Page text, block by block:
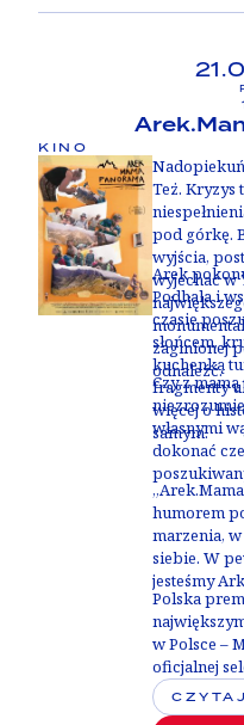
KINO
Też. Kryzys
pod górkę.
wyjścia,
wyjechać w
zaginionej
odnaleźć.
Arek
Podhala i
czasie
słońcem,
kuchenką
fragmenty
więcej o
samym.
Czy z
własnymi
dokonać
humorem
marzenia,
siebie. W
jesteśmy
Polska
w Polsce –
oficjalnej
zdobywając
Studyjnych.